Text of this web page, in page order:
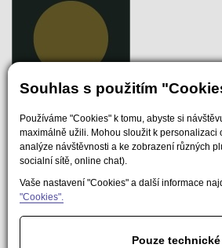
Souhlas s použitím
Používáme "Cookies" k tomu, abyste si
maximálně užili. Mohou sloužit k personalizaci
analýze návštěvnosti a ke zobrazení různých
socialní sítě, online chat).
Vaše nastavení "Cookies" a další informace
"Cookies".
Pouze technické